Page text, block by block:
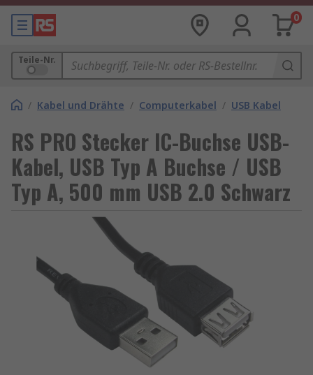
0
Teile-Nr.
/ Kabel und Drähte / Computerkabel / USB Kabel
RS PRO Stecker IC-Buchse USB-
Kabel, USB Typ A Buchse / USB
Typ A, 500 mm USB 2.0 Schwarz